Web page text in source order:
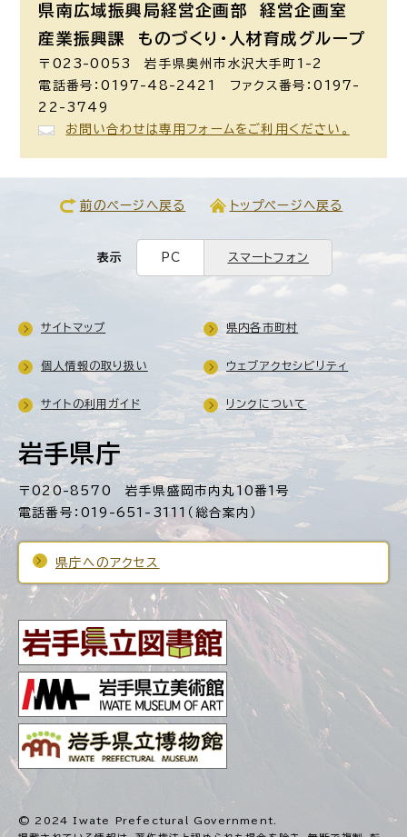
県南広域振興局経営企画部 経営企画室
産業振興課 ものづくり・人材育成グループ
〒023-0053 岩手県奥州市水沢大手町1-2
電話番号：0197-48-2421 ファクス番号：0197-
22-3749
お問い合わせは専用フォームをご利用ください。
前のページへ戻る トップページへ戻る
表示 PC スマートフォン
岩手県庁
〒020-8570 岩手県盛岡市内丸10番1号
電話番号：019-651-3111（総合案内）
県庁へのアクセス
サイトマップ 県内各市町村
個人情報の取り扱い ウェブアクセシビリティ
サイトの利用ガイド リンクについて
© 2024 Iwate Prefectural Government.